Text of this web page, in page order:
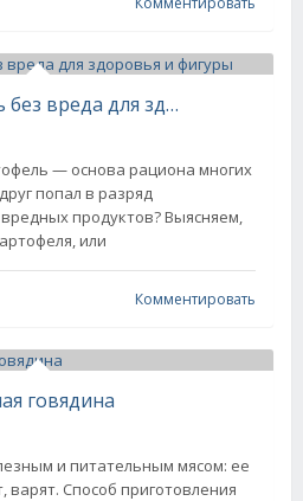
Как есть картофель без вреда для здоровья и фигуры
— основа рациона многих
попал в разряд
продуктов? Выясняем,
или
Комментировать
говядина
и питательным мясом: ее
Способ приготовления